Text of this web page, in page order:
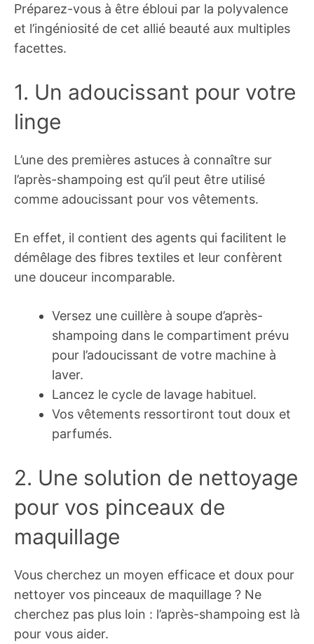
Préparez-vous à être ébloui par la polyvalence
et l’ingéniosité de cet allié beauté aux multiples
facettes.
1. Un adoucissant pour votre
linge
L’une des premières astuces à connaître sur
l’après-shampoing est qu’il peut être utilisé
comme adoucissant pour vos vêtements.
En effet, il contient des agents qui facilitent le
démêlage des fibres textiles et leur confèrent
une douceur incomparable.
Versez une cuillère à soupe d’après-
shampoing dans le compartiment prévu
pour l’adoucissant de votre machine à
laver.
Lancez le cycle de lavage habituel.
Vos vêtements ressortiront tout doux et
parfumés.
2. Une solution de nettoyage
pour vos pinceaux de
maquillage
Vous cherchez un moyen efficace et doux pour
nettoyer vos pinceaux de maquillage ? Ne
cherchez pas plus loin : l’après-shampoing est là
pour vous aider.